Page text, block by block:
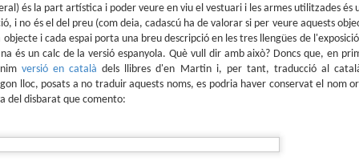
és la part artística i poder veure en viu el vestuari i les armes utilitzades és
i no és el del preu (com deia, cadascú ha de valorar si per veure aquests
objecte i cada espai porta una breu descripció en les tres llengües de
és un calc de la versió espanyola. Què vull dir amb això? Doncs que, en
versió en català dels llibres d'en Martin i, per tant, traducció al
lloc, posats a no traduir aquests noms, es podria haver conservat el nom
del disbarat que comento:
Club de lectura de còmics: estiu de 2025
de Tarragona, virtualment, amb Tellfy.